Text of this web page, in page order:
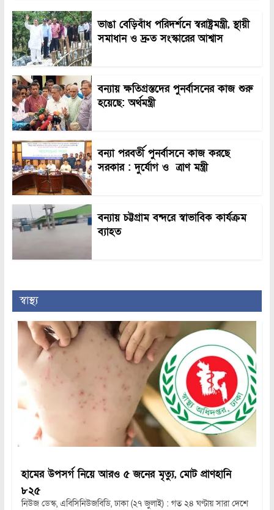
ভাঙা বেড়িবাঁধ পরিদর্শনে স্বরাষ্ট্রমন্ত্রী, স্থায়ী
সমাধান ও দ্রুত সংস্কারের আশ্বাস
বন্যায় ক্ষতিগ্রস্তদের পুনর্বাসনের কাজ শুরু
হয়েছে: অর্থমন্ত্রী
বন্যা পরবর্তী পুনর্বাসনে কাজ করছে
সরকার : দুর্যোগ ও ত্রাণ মন্ত্রী
বন্যায় চট্টগ্রাম বন্দরে স্বাভাবিক কার্যক্রম
ব্যাহত
স্বাস্থ্য
হামের উপসর্গ নিয়ে আরও ৫ জনের মৃত্যু, মোট প্রাণহানি
৮২৫
নিউজ ডেস্ক, এবিসিনিউজবিডি, ঢাকা (২৭ জুলাই) : গত ২৪ ঘণ্টায় সারা দেশে